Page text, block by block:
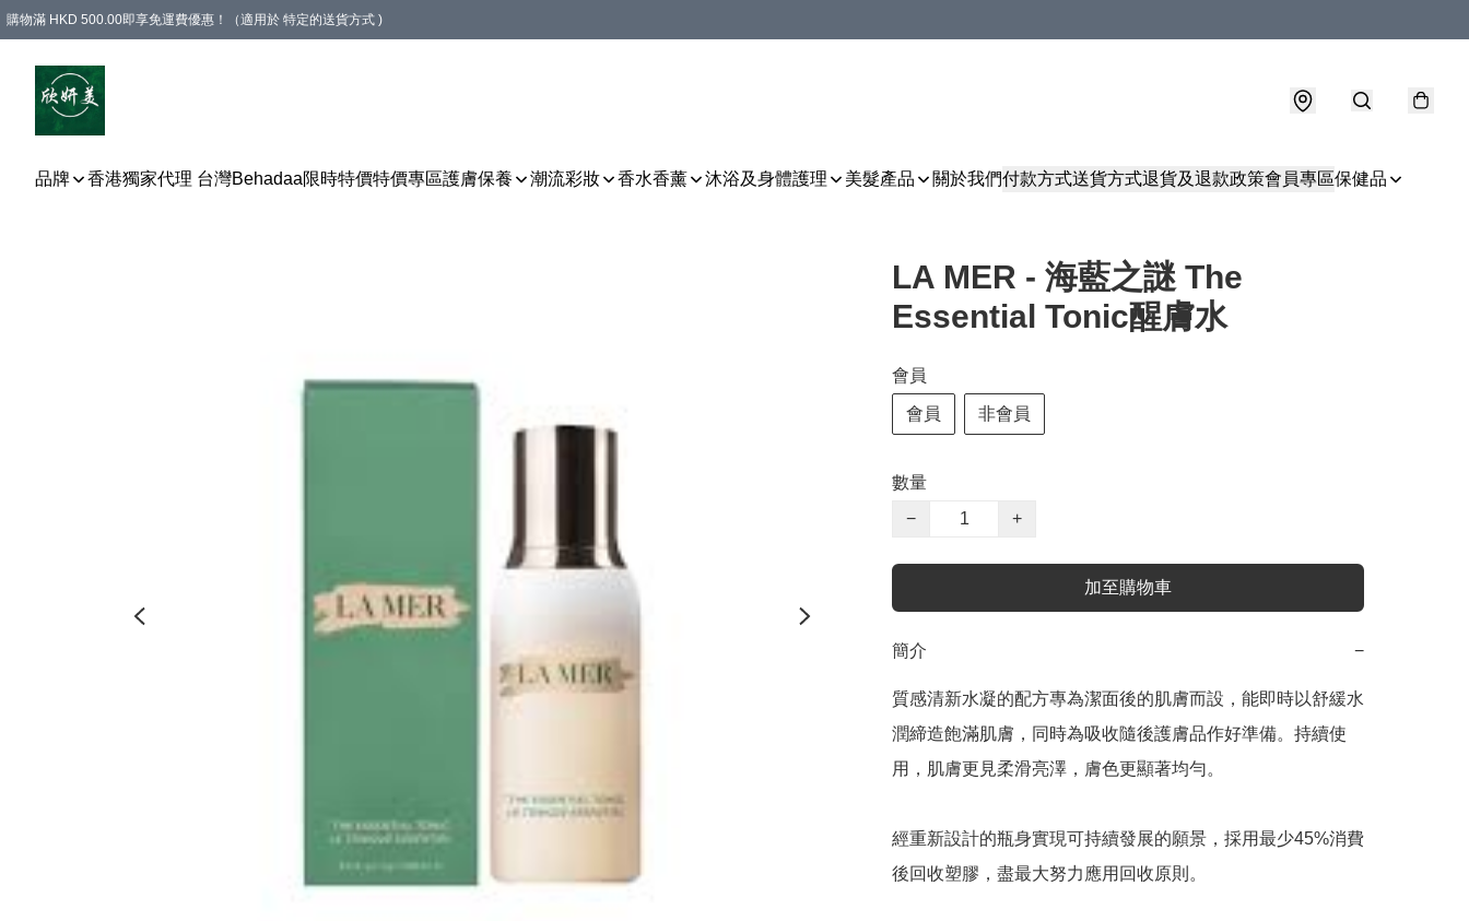
購物滿 HKD 500.00即享免運費優惠！（適用於 特定的送貨方式 )
品牌 香港獨家代理 台灣Behadaa限時特價特價專區護膚保養 潮流彩妝 香水香薰 沐浴及身體護理 美髮產品 關於我們付款方式送貨方式退貨及退款政策會員專區保健品
LA MER - 海藍之謎 The
Essential Tonic醒膚水
會員
會員 非會員
數量
−
+
加至購物車
簡介 −
質感清新水凝的配方專為潔面後的肌膚而設，能即時以舒緩水
潤締造飽滿肌膚，同時為吸收隨後護膚品作好準備。持續使
用，肌膚更見柔滑亮澤，膚色更顯著均勻。
經重新設計的瓶身實現可持續發展的願景，採用最少45%消費
後回收塑膠，盡最大努力應用回收原則。